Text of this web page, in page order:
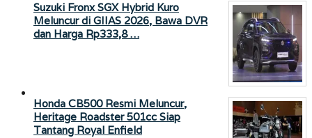
Suzuki Fronx SGX Hybrid Kuro
Meluncur di GIIAS 2026, Bawa DVR
dan Harga Rp333,8 …
Honda CB500 Resmi Meluncur,
Heritage Roadster 501cc Siap
Tantang Royal Enfield